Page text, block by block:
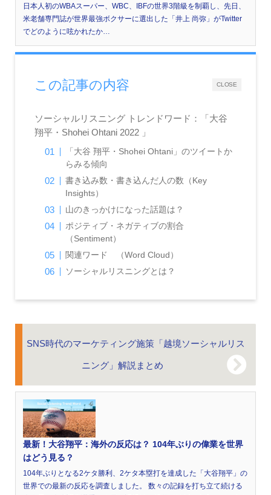
日本人初のWBAスーパー、WBC、IBFの世界3階級を制覇し、先日、
米老舗専門誌が世界最強ボクサーに選出した「井上 尚弥」がTwitter
でどのように呟かれたか…
CLOSE
この記事の内容
ソーシャルリスニング トレンドワード：「大谷
翔平・Shohei Ohtani 2022 」
「大谷 翔平・Shohei Ohtani」のツイートか
らみる傾向
書き込み数・書き込んだ人の数（Key
Insights）
山のきっかけになった話題は？
ポジティブ・ネガティブの割合
（Sentiment）
関連ワード （Word Cloud）
ソーシャルリスニングとは？
SNS時代のマーケティング施策「越境ソーシャルリス
ニング」解説まとめ
最新！大谷翔平：海外の反応は？ 104年ぶりの偉業を世界
はどう見る？
104年ぶりとなる2ケタ勝利、2ケタ本塁打を達成した「大谷翔平」の
世界での最新の反応を調査しました。 数々の記録を打ち立て続ける